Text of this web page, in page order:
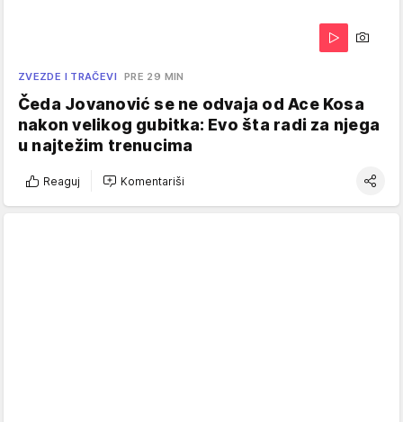
ZVEZDE I TRAČEVI PRE 29 MIN
Čeda Jovanović se ne odvaja od Ace Kosa
nakon velikog gubitka: Evo šta radi za njega
u najtežim trenucima
Reaguj Komentariši